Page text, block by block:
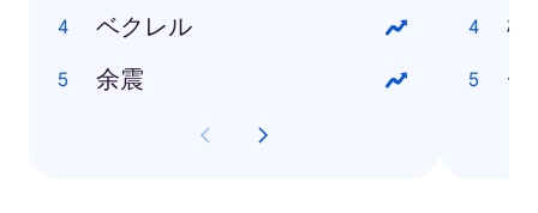
ベクレル
余震
松
チ